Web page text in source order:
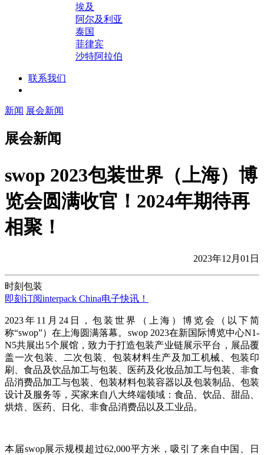
埃及
阿尔及利亚
泰国
菲律宾
沙特阿拉伯
联系我们
新闻 展会新闻
展会新闻
swop 2023包装世界（上海）博
览会圆满收官！2024年期待再
相聚！
2023年12月01日
时刻包装
即刻订阅interpack China电子快讯！
2023年11月24日，包装世界（上海）博览会（以下简
称“swop”）在上海圆满落幕。swop 2023在新国际博览中心N1-
N5共展出5个展馆，致力于打造包装产业链展示平台，展品覆
盖一次包装、二次包装、包装材料生产及加工机械、包装印
刷、食品及饮品加工与包装、医药及化妆品加工与包装、非食
品消费品加工与包装、包装材料包装容器以及包装制品、包装
设计及服务等，买家来自八大终端领域：食品、饮品、甜品、
烘焙、医药、日化、非食品消费品以及工业品。
本届swop展示规模超过62,000平方米，吸引了来自中国、日